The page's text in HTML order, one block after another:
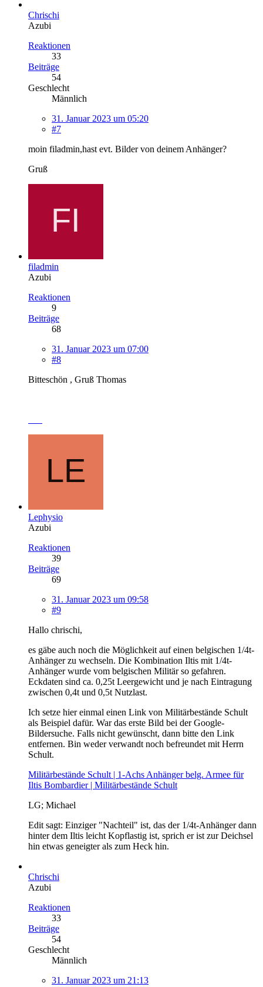
Chrischi
Azubi
Reaktionen
33
Beiträge
54
Geschlecht
Männlich
31. Januar 2023 um 05:20
#7
moin filadmin,hast evt. Bilder von deinem Anhänger?
Gruß
filadmin
Azubi
Reaktionen
9
Beiträge
68
31. Januar 2023 um 07:00
#8
Bitteschön , Gruß Thomas
Lephysio
Azubi
Reaktionen
39
Beiträge
69
31. Januar 2023 um 09:58
#9
Hallo chrischi,
es gäbe auch noch die Möglichkeit auf einen belgischen 1/4t-
Anhänger zu wechseln. Die Kombination Iltis mit 1/4t-
Anhänger wurde vom belgischen Militär so gefahren.
Eckdaten sind ca. 0,25t Leergewicht und je nach Eintragung
zwischen 0,4t und 0,5t Nutzlast.
Ich setze hier einmal einen Link von Militärbestände Schult
als Beispiel dafür. War das erste Bild bei der Google-
Bildersuche. Falls nicht gewünscht, dann bitte den Link
entfernen. Bin weder verwandt noch befreundet mit Herrn
Schult.
Militärbestände Schult | 1-Achs Anhänger belg. Armee für
Iltis Bombardier | Militärbestände Schult
LG; Michael
Edit sagt: Einziger "Nachteil" ist, das der 1/4t-Anhänger dann
hinter dem Iltis leicht Kopflastig ist, sprich er ist zur Deichsel
hin etwas geneigter als zum Heck hin.
Chrischi
Azubi
Reaktionen
33
Beiträge
54
Geschlecht
Männlich
31. Januar 2023 um 21:13